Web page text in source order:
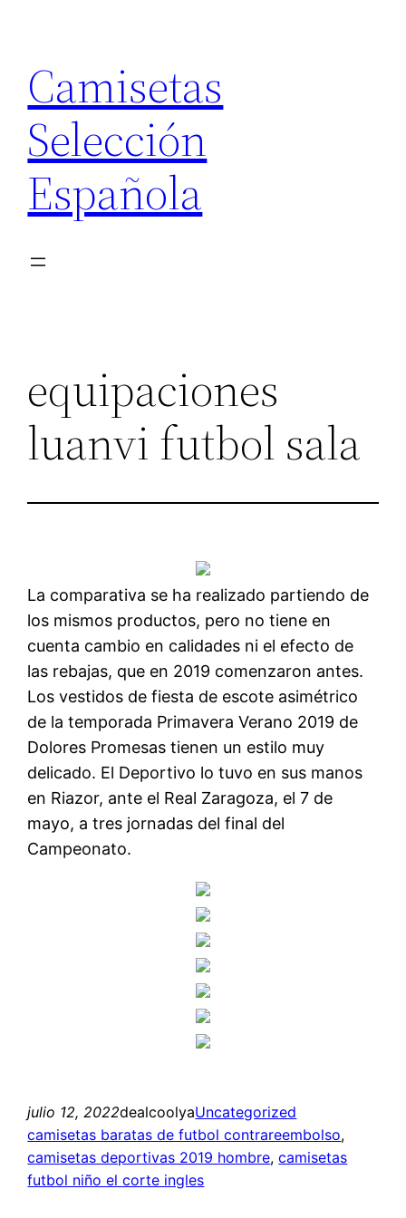
contenido
Camisetas
Selección
Española
equipaciones
luanvi futbol sala
La comparativa se ha realizado partiendo de
los mismos productos, pero no tiene en
cuenta cambio en calidades ni el efecto de
las rebajas, que en 2019 comenzaron antes.
Los vestidos de fiesta de escote asimétrico
de la temporada Primavera Verano 2019 de
Dolores Promesas tienen un estilo muy
delicado. El Deportivo lo tuvo en sus manos
en Riazor, ante el Real Zaragoza, el 7 de
mayo, a tres jornadas del final del
Campeonato.
julio 12, 2022dealcoolyaUncategorized
camisetas baratas de futbol contrareembolso
camisetas deportivas 2019 hombre, camisetas
futbol niño el corte ingles